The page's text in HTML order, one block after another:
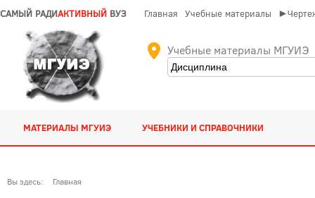
САМЫЙ РАДИАКТИВНЫЙ ВУЗ Главная Учебные материалы
Учебные материалы МГУИЭ
МАТЕРИАЛЫ МГУИЭ УЧЕБНИКИ И СПРАВОЧНИКИ
Вы здесь: Главная